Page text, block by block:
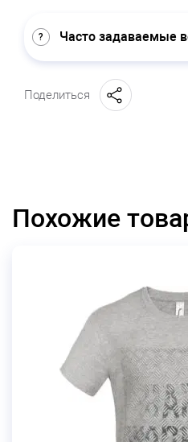
Часто задаваемые
Поделиться
Похожие